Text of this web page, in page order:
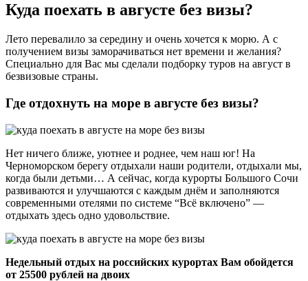
Куда поехать в августе без визы?
Лето перевалило за середину и очень хочется к морю. А с
получением визы заморачиваться нет времени и желания?
Специально для Вас мы сделали подборку туров на август в
безвизовые страны.
Где отдохнуть на море в августе без визы?
Нет ничего ближе, уютнее и роднее, чем наш юг! На
Черноморском берегу отдыхали наши родители, отдыхали мы,
когда были детьми… А сейчас, когда курорты Большого Сочи
развиваются и улучшаются с каждым днём и заполняются
современными отелями по системе “Всё включено” —
отдыхать здесь одно удовольствие.
Недельный отдых на российских курортах Вам обойдется
от 25500 рублей на двоих